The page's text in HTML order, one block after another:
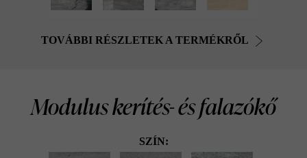
TOVÁBBI RÉSZLETEK A TERMÉKRŐL
Modulus kerítés- és falazókő
SZÍN: